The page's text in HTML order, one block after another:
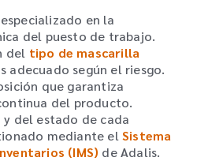
en la
del puesto de trabajo.
del tipo de mascarilla
adecuado según el riesgo.
que garantiza
del producto.
del estado de cada
mediante el Sistema
(IMS) de Adalis.